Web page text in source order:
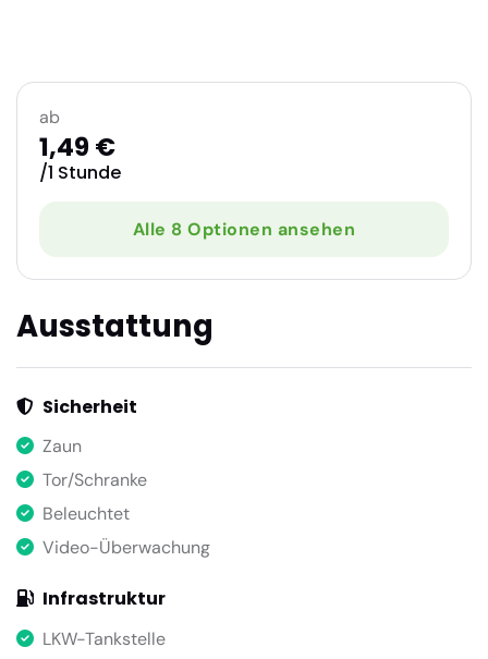
Ausstattung
Sicherheit
Zaun
Tor/Schranke
Beleuchtet
Video-Überwachung
Infrastruktur
LKW-Tankstelle
ab
1,49 €
/1 Stunde
Alle 8 Optionen ansehen